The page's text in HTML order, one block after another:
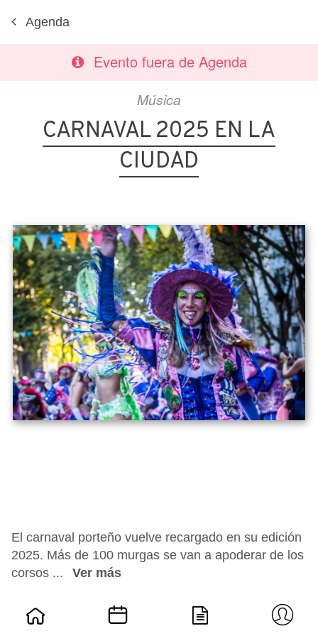
Agenda
Evento fuera de Agenda
Música
CARNAVAL 2025 EN LA
CIUDAD
El carnaval porteño vuelve recargado en su edición
2025. Más de 100 murgas se van a apoderar de los
corsos ...
Ver más